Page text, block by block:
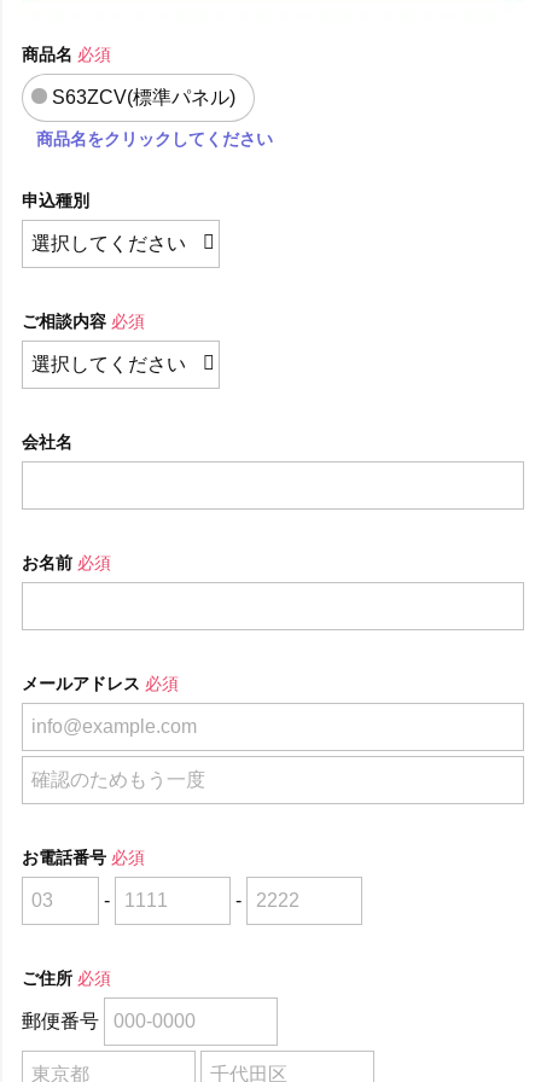
商品名 必須
S63ZCV(標準パネル)
商品名をクリックしてください
申込種別
ご相談内容 必須
会社名
お名前 必須
メールアドレス 必須
お電話番号 必須
- -
ご住所 必須
郵便番号